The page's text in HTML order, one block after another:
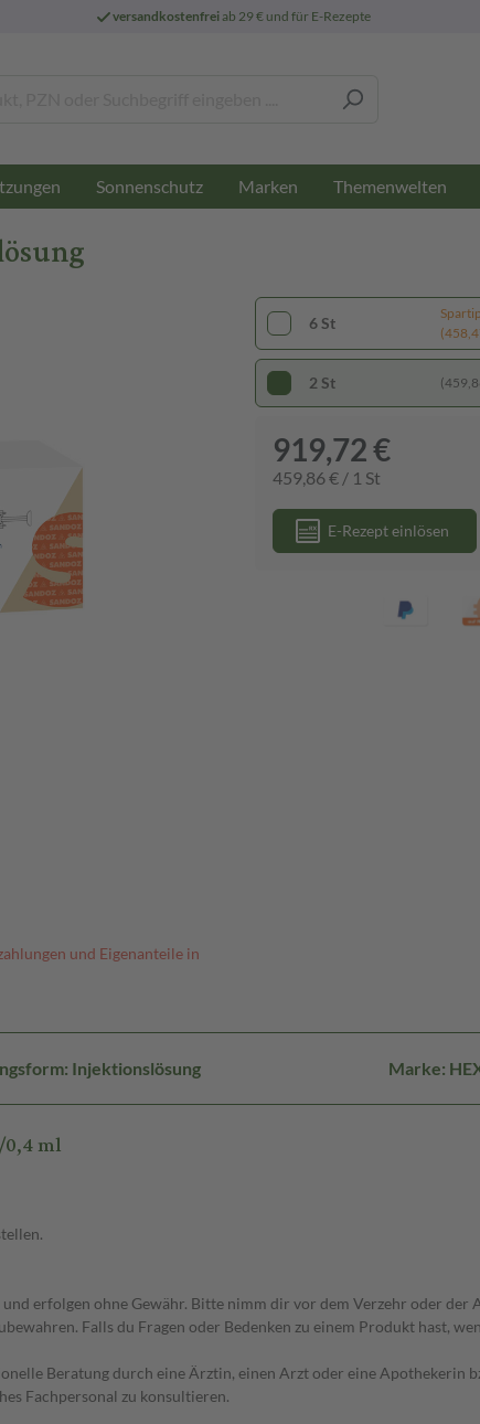
versandkostenfreiab 29 € und für E-Rezepte
Sonnenschutz Marken Themenwelten
und Eigenanteile in
6 St
2 St
919,72 €
459,86 € / 1 St
E-Rezept einlösen
Injektionslösung Marke:
ml
erfolgen ohne Gewähr. Bitte nimm dir vor dem Verzehr oder
Falls du Fragen oder Bedenken zu einem Produkt hast,
Beratung durch eine Ärztin, einen Arzt oder eine Apothekerin
Fachpersonal zu konsultieren.